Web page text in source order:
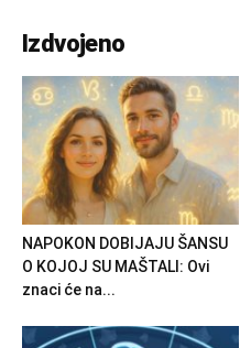
Izdvojeno
NAPOKON DOBIJAJU ŠANSU
O KOJOJ SU MAŠTALI: Ovi
znaci će na...